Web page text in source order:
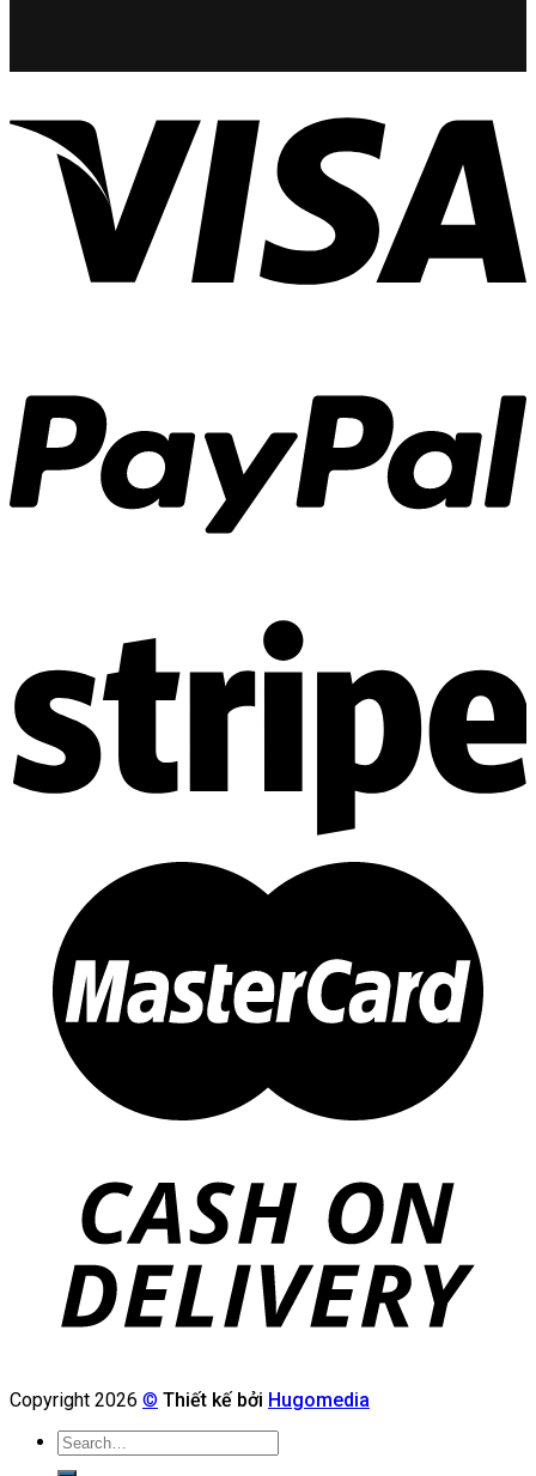
Copyright 2026 © Thiết kế bởi Hugomedia
Search
for: